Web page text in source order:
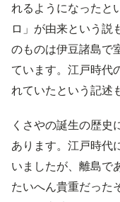
れるようになったと
ロ」が由来という説
のものは伊豆諸島で
ています。江戸時代
れていたという記述
くさやの誕生の歴史
あります。江戸時代
いましたが、離島で
たいへん貴重だった